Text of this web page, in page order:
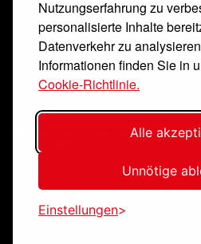
Nutzungserfahrung zu
personalisierte Inhalte
Datenverkehr zu
Informationen finden Sie in
Cookie-Richtlinie.
Alle
Unnötige
Einstellungen
Mit dem Absenden des Formulars erkläre ich, dass ich die